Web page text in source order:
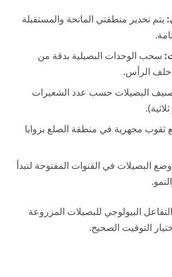
يتم تخدير منطقتي المانحة والمستقبلة
سحب الوحدات البصيلية بدقة من
خلف الرأس.
البصيلات حسب عدد الشعيرات
ثقوب مجهرية في منطقة الصلع بزوايا
وضع البصيلات في القنوات المفتوحة لتبدأ
البيولوجي للبصيلات المزروعة
التوقيت الصحيح.